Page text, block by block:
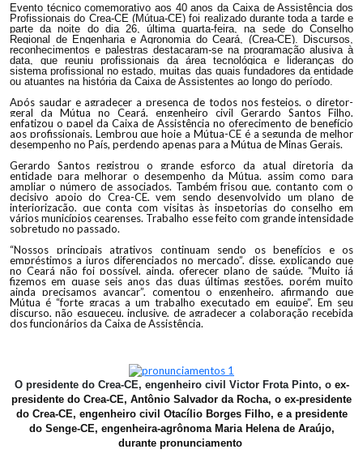
Evento técnico comemorativo aos 40 anos da Caixa de Assistência dos
Profissionais do Crea-CE (Mútua-CE) foi realizado durante toda a tarde e
parte da noite do dia 26, última quarta-feira, na sede do Conselho
Regional de Engenharia e Agronomia do Ceará, (Crea-CE). Discursos,
reconhecimentos e palestras destacaram-se na programação alusiva à
data, que reuniu profissionais da área tecnológica e lideranças do
sistema profissional no estado, muitas das quais fundadores da entidade
ou atuantes na história da Caixa de Assistentes ao longo do período.
Após saudar e agradecer a presença de todos nos festejos, o diretor-
geral da Mútua no Ceará, engenheiro civil Gerardo Santos Filho,
enfatizou o papel da Caixa de Assistência no oferecimento de benefício
aos profissionais. Lembrou que hoje a Mútua-CE é a segunda de melhor
desempenho no País, perdendo apenas para a Mútua de Minas Gerais.
Gerardo Santos registrou o grande esforço da atual diretoria da
entidade para melhorar o desempenho da Mútua, assim como para
ampliar o número de associados. Também frisou que, contanto com o
decisivo apoio do Crea-CE, vem sendo desenvolvido um plano de
interiorização, que conta com visitas às inspetorias do conselho em
vários municípios cearenses. Trabalho esse feito com grande intensidade
sobretudo no passado.
“Nossos principais atrativos continuam sendo os benefícios e os
empréstimos a juros diferenciados no mercado”, disse, explicando que
no Ceará não foi possível, ainda, oferecer plano de saúde. “Muito já
fizemos em quase seis anos das duas últimas gestões, porém muito
ainda precisamos avançar”, comentou o engenheiro, afirmando que
Mútua é “forte graças a um trabalho executado em equipe”. Em seu
discurso, não esqueceu, inclusive, de agradecer a colaboração recebida
dos funcionários da Caixa de Assistência.
O presidente do Crea-CE, engenheiro civil Victor Frota Pinto, o ex-
presidente do Crea-CE, Antônio Salvador da Rocha, o ex-presidente
do Crea-CE, engenheiro civil Otacílio Borges Filho, e a presidente
do Senge-CE, engenheira-agrônoma Maria Helena de Araújo,
durante pronunciamento